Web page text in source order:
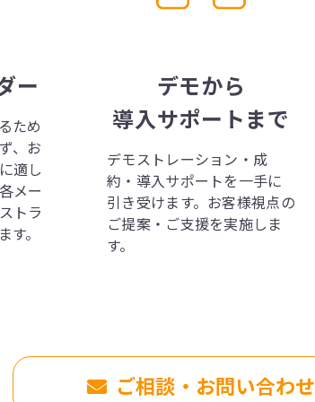
ー
ため
、お
適し
メー
トラ
。
デモから
導入サポートまで
デモストレーション・成
約・導入サポートを一手に
引き受けます。お客様視点の
ご提案・ご支援を実施しま
す。
ご相談・お問い合わせ